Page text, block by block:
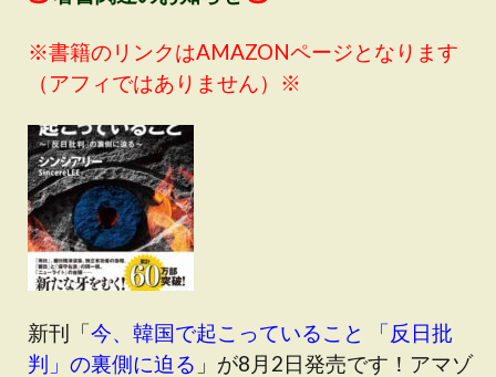
※書籍のリンクはAMAZONページとなります
（アフィではありません）※
新刊「今、韓国で起こっていること 「反日批
判」の裏側に迫る 」が8月2日発売です！アマゾ